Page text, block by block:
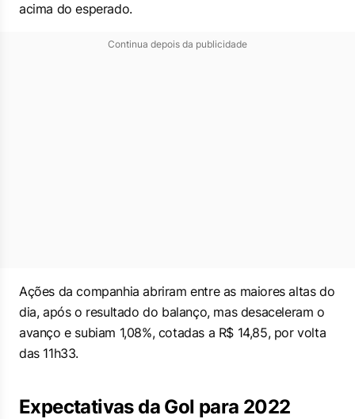
acima do esperado.
Continua depois da publicidade
Ações da companhia abriram entre as maiores altas do
dia, após o resultado do balanço, mas desaceleram o
avanço e subiam 1,08%, cotadas a R$ 14,85, por volta
das 11h33.
Expectativas da Gol para 2022